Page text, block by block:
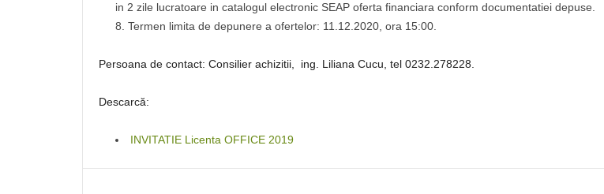
in 2 zile lucratoare in catalogul electronic SEAP oferta financiara conform documentatiei depuse.
Termen limita de depunere a ofertelor: 11.12.2020, ora 15:00.
Persoana de contact: Consilier achizitii, ing. Liliana Cucu, tel 0232.278228.
Descarcă:
INVITATIE Licenta OFFICE 2019